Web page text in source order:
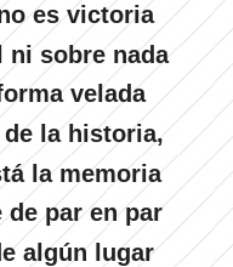
es victoria
ni sobre nada
velada
la historia,
la memoria
de par en par
algún lugar